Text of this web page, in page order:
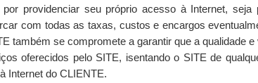
providenciar seu próprio acesso à Internet,
com todas as taxas, custos e encargos
também se compromete a garantir que a qualidade
oferecidos pelo SITE, isentando o SITE de
Internet do CLIENTE.